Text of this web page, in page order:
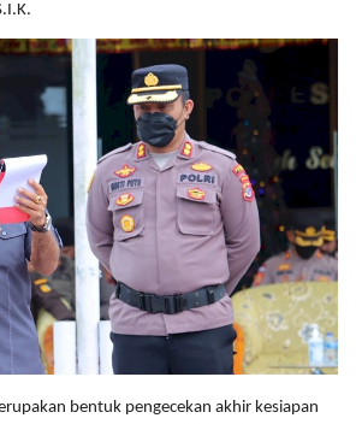
bentuk pengecekan akhir kesiapan